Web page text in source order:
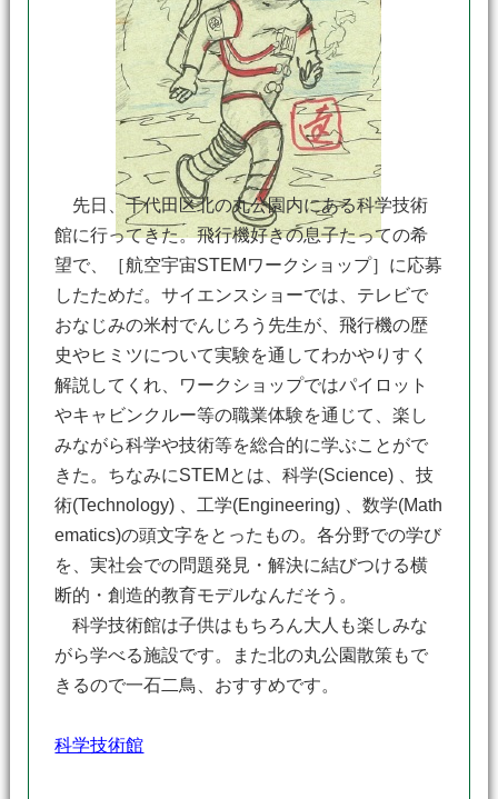
先日、千代田区北の丸公園内にある科学技術
館に行ってきた。飛行機好きの息子たっての希
望で、［航空宇宙STEMワークショップ］に応募
したためだ。サイエンスショーでは、テレビで
おなじみの米村でんじろう先生が、飛行機の歴
史やヒミツについて実験を通してわかやりすく
解説してくれ、ワークショップではパイロット
やキャビンクルー等の職業体験を通じて、楽し
みながら科学や技術等を総合的に学ぶことがで
きた。ちなみにSTEMとは、科学(Science) 、技
術(Technology) 、工学(Engineering) 、数学(Math
ematics)の頭文字をとったもの。各分野での学び
を、実社会での問題発見・解決に結びつける横
断的・創造的教育モデルなんだそう。
科学技術館は子供はもちろん大人も楽しみな
がら学べる施設です。また北の丸公園散策もで
きるので一石二鳥、おすすめです。
科学技術館